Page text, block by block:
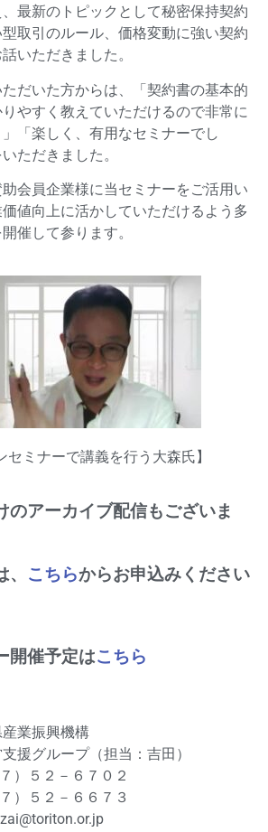
最新のトピックとして秘密保持契約
取引のルール、価格変動に強い契約
いただきました。
だいた方からは、「契約書の基本的
やすく教えていただけるので非常に
「楽しく、有用なセミナーでし
ただきました。
会員企業様に当セミナーをご活用い
値向上に活かしていただけるよう多
催して参ります。
セミナーで講義を行う大森氏】
アーカイブ配信もございま
こちらからお申込みください
開催予定はこちら
業振興機構
グループ（担当：吉田）
５２－６７０２
５２－６６７３